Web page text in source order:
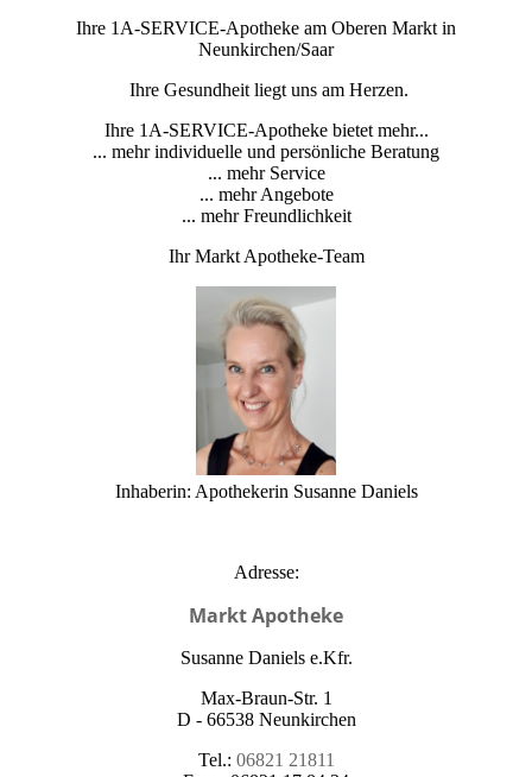
Ihre 1A-SERVICE-Apotheke am Oberen Markt in
Neunkirchen/Saar
Ihre Gesundheit liegt uns am Herzen.
Ihre 1A-SERVICE-Apotheke bietet mehr...
... mehr individuelle und persönliche Beratung
... mehr Service
... mehr Angebote
... mehr Freundlichkeit
Ihr Markt Apotheke-Team
Inhaberin: Apothekerin Susanne Daniels
Adresse:
Markt Apotheke
Susanne Daniels e.Kfr.
Max-Braun-Str. 1
D - 66538 Neunkirchen
Tel.: 06821 21811